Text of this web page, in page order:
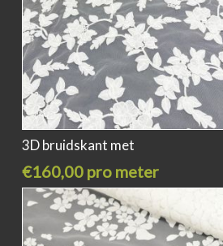
3D bruidskant met
€160,00 pro meter